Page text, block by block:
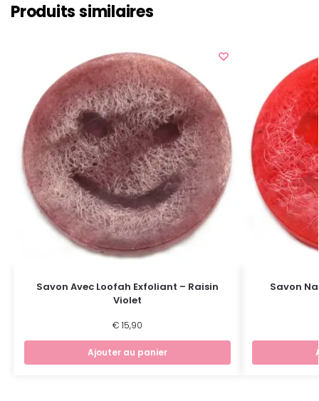
Produits similaires
Savon Avec Loofah Exfoliant – Raisin
Violet
€ 15,90
Ajouter au panier
Savon